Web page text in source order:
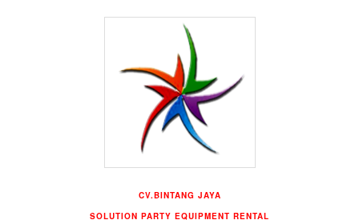
CV.BINTANG JAYA
SOLUTION PARTY EQUIPMENT RENTAL